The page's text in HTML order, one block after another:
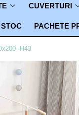
CUVERTURI
PACHETE
-H43